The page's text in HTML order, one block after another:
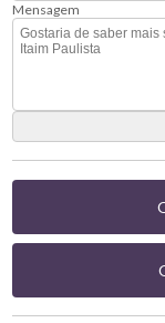
Mensagem